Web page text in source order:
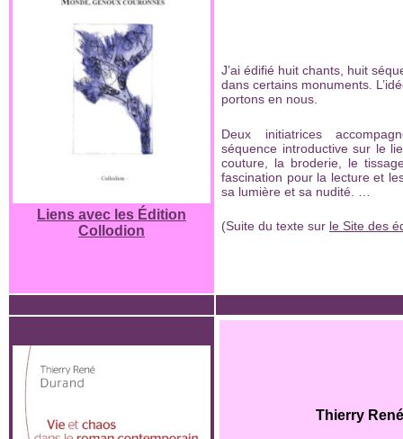
Liens avec les Édition
Collodion
J’ai édifié huit chants, huit
dans certains monuments.
portons en nous.
Deux initiatrices
séquence introductive sur le
couture, la broderie, le
fascination pour la lecture et
sa lumière et sa nudité. …
(Suite du texte sur le Site des
Thierry